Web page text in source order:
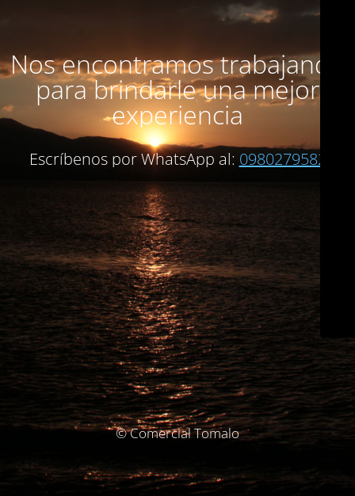
Nos encontramos trabajando
para brindarle una mejor
experiencia
Escríbenos por WhatsApp al: 0980279582
© Comercial Tomalo